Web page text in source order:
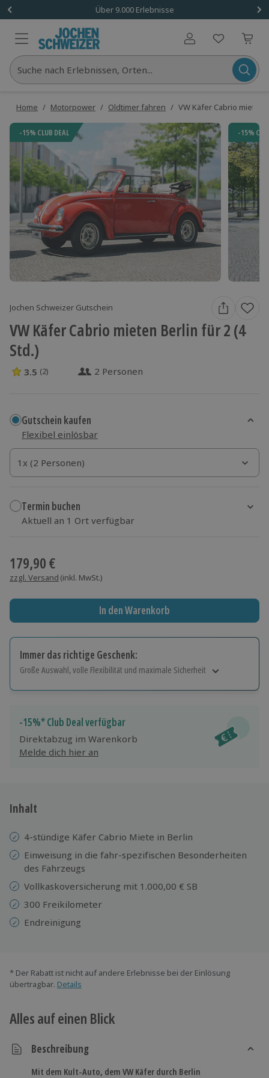
Über 9.000 Erlebnisse
Benutzerkonto
Suche nach Erlebnissen, Orten...
Home / Motorpower / Oldtimer fahren / VW Käfer Cabrio mieten
-15% CLUB DEAL -15%
Jochen Schweizer Gutschein
VW Käfer Cabrio mieten Berlin für 2 (4
Std.)
3.5 Sterne von 5 aus 2 Bewertungen
3.5 (2) 2 Personen
Gutschein kaufen
Flexibel einlösbar
1x (2 Personen)
1x (2 Personen)
1x (2 Personen)
Termin buchen
Aktuell an 1 Ort verfügbar
179,90 €
zzgl. Versand (inkl. MwSt.)
In den Warenkorb
Immer das richtige Geschenk:
Große Auswahl, volle Flexibilität und maximale Sicherheit
Jeder Gutschein für alle Erlebnisse einlösbar.
Maximale Sicherheit
10 Jahre gültig & verlängerbar.
-15%* Club Deal verfügbar
Direktabzug im Warenkorb
Melde dich hier an
Inhalt
4-stündige Käfer Cabrio Miete in Berlin
Einweisung in die fahr-spezifischen Besonderheiten
des Fahrzeugs
Vollkaskoversicherung mit 1.000,00 € SB
300 Freikilometer
Endreinigung
* Der Rabatt ist nicht auf andere Erlebnisse bei der Einlösung
übertragbar. Details
Alles auf einen Blick
Beschreibung
Mit dem Kult-Auto, dem VW Käfer durch Berlin